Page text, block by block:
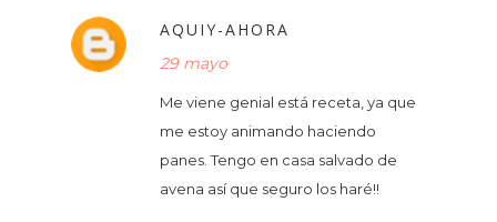
AQUIY-AHORA
29 mayo
Me viene genial está receta, ya que
me estoy animando haciendo
panes. Tengo en casa salvado de
avena así que seguro los haré!!